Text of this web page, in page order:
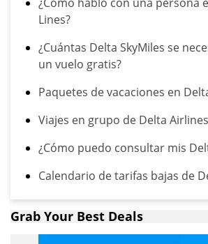
Lines?
¿Cuántas Delta SkyMiles se
un vuelo gratis?
Paquetes de vacaciones en
Viajes en grupo de Delta Airlines
¿Cómo puedo consultar mis
Calendario de tarifas bajas de
Grab Your Best Deals